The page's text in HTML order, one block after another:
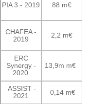
PIA 3 - 2019 88 m€
CHAFEA -
2019
2,2 m€
ERC
Synergy -
2020
13,9m m€
ASSIST -
2021
0,14 m€